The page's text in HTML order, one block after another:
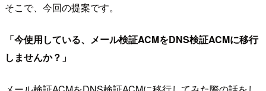
そこで、今回の提案です。
「今使用している、メール検証ACMをDNS検証ACMに移行
しませんか？」